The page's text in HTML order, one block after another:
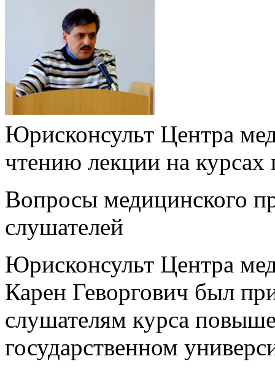
Юрисконсульт Центра
чтению лекции на
Вопросы медицинского
слушателей
Юрисконсульт Центра
Карен Геворгович был
слушателям курса
государственном